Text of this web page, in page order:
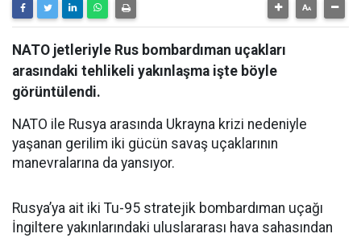
NATO jetleriyle Rus bombardıman uçakları
arasındaki tehlikeli yakınlaşma işte böyle
görüntülendi.
NATO ile Rusya arasında Ukrayna krizi nedeniyle
yaşanan gerilim iki gücün savaş uçaklarının
manevralarına da yansıyor.
Rusya’ya ait iki Tu-95 stratejik bombardıman uçağı
İngiltere yakınlarındaki uluslararası hava sahasından